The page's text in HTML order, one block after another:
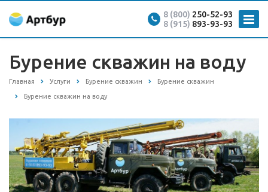
8 (800) 250-52-93
8 (915) 893-93-93
Бурение скважин на воду
Главная Услуги Бурение скважин Бурение скважин
Бурение скважин на воду